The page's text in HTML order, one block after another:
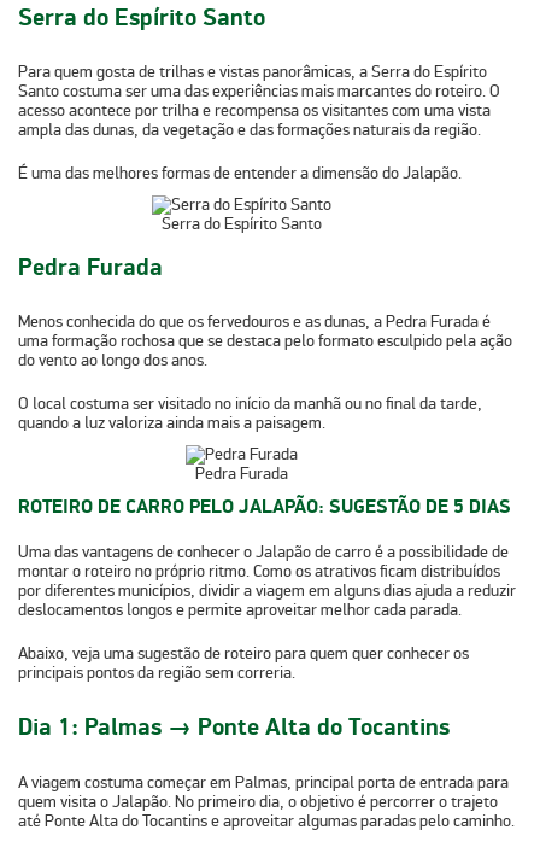
Serra do Espírito Santo
Para quem gosta de trilhas e vistas panorâmicas, a Serra do Espírito
Santo costuma ser uma das experiências mais marcantes do roteiro. O
acesso acontece por trilhae recompensa os visitantes com uma vista
ampla das dunas, da vegetação e das formações naturais da região.
É uma das melhores formas de entender a dimensão do Jalapão.
Serra do Espírito Santo
Pedra Furada
Menos conhecida do que os fervedouros e as dunas, a Pedra Furada é
uma formação rochosa que se destaca pelo formato esculpido pela ação
do vento ao longo dos anos.
O local costuma ser visitado no início da manhã ou no final da tarde,
quando a luz valoriza ainda mais a paisagem.
Pedra Furada
ROTEIRO DE CARRO PELO JALAPÃO: SUGESTÃO DE 5 DIAS
Uma das vantagens de conhecer o Jalapão de carro é a possibilidade de
montar o roteiro no próprio ritmo. Como os atrativos ficam distribuídos
por diferentes municípios, dividir a viagem em alguns dias ajuda a reduzir
deslocamentos longos e permite aproveitar melhor cada parada.
Abaixo, veja uma sugestão de roteiro para quem quer conhecer os
principais pontos da região sem correria.
Dia 1: Palmas → Ponte Alta do Tocantins
A viagem costuma começar em Palmas, principal porta de entrada para
quem visita o Jalapão. No primeiro dia, o objetivo é percorrer o trajeto
até Ponte Alta do Tocantinse aproveitar algumas paradas pelo caminho.